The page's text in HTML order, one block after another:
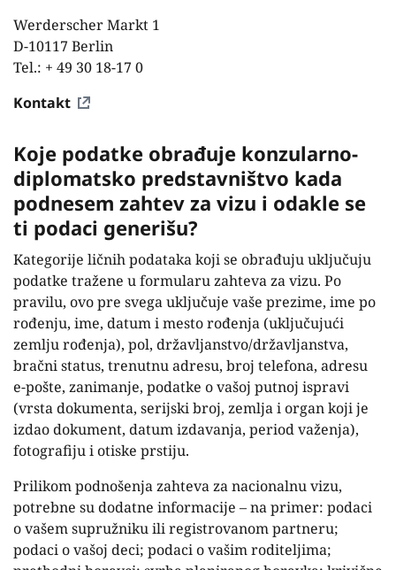
Werderscher Markt 1
D-10117 Berlin
Tel.: + 49 30 18-17 0
Kontakt
Koje podatke obrađuje konzularno-
diplomatsko predstavništvo kada
podnesem zahtev za vizu i odakle se
ti podaci generišu?
Kategorije ličnih podataka koji se obrađuju uključuju
podatke tražene u formularu zahteva za vizu. Po
pravilu, ovo pre svega uključuje vaše prezime, ime po
rođenju, ime, datum i mesto rođenja (uključujući
zemlju rođenja), pol, državljanstvo/državljanstva,
bračni status, trenutnu adresu, broj telefona, adresu
e-pošte, zanimanje, podatke o vašoj putnoj ispravi
(vrsta dokumenta, serijski broj, zemlja i organ koji je
izdao dokument, datum izdavanja, period važenja),
fotografiju i otiske prstiju.
Prilikom podnošenja zahteva za nacionalnu vizu,
potrebne su dodatne informacije – na primer: podaci
o vašem supružniku ili registrovanom partneru;
podaci o vašoj deci; podaci o vašim roditeljima;